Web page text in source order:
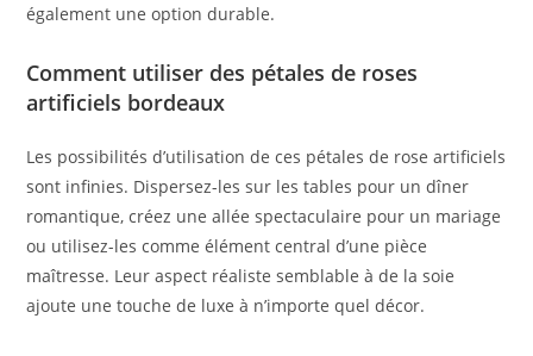
également une option durable.
Comment utiliser des pétales de roses
artificiels bordeaux
Les possibilités d’utilisation de ces pétales de rose artificiels
sont infinies. Dispersez-les sur les tables pour un dîner
romantique, créez une allée spectaculaire pour un mariage
ou utilisez-les comme élément central d’une pièce
maîtresse. Leur aspect réaliste semblable à de la soie
ajoute une touche de luxe à n’importe quel décor.